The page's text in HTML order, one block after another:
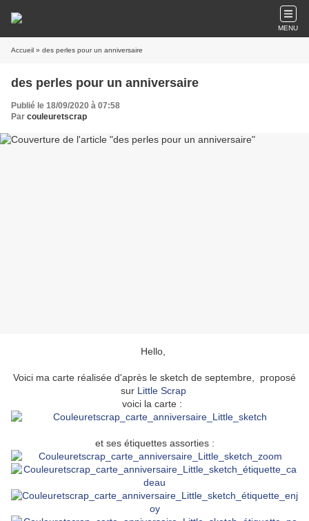
MENU
Accueil » des perles pour un anniversaire
des perles pour un anniversaire
Publié le 18/09/2020 à 07:58
Par couleuretscrap
Hello,
Voici ma carte réalisée d'après le sketch de septembre, proposé
sur Little Scrap
voici la carte :
et ses étiquettes assorties :